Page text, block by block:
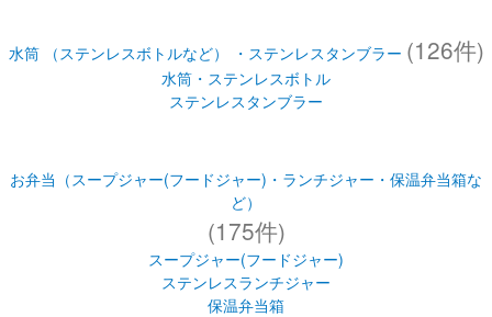
水筒 （ステンレスボトルなど） ・ステンレスタンブラー (126件)
水筒・ステンレスボトル
ステンレスタンブラー
お弁当（スープジャー(フードジャー)・ランチジャー・保温弁当箱な
ど）
(175件)
スープジャー(フードジャー)
ステンレスランチジャー
保温弁当箱